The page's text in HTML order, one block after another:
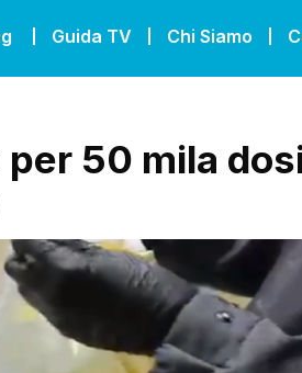
Guida TV Chi Siamo
50 mila